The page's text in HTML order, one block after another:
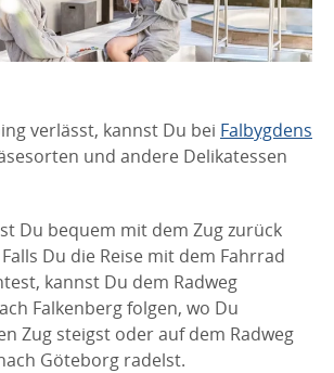
verlässt, kannst Du bei Falbygdens
und andere Delikatessen
Du bequem mit dem Zug zurück
Du die Reise mit dem Fahrrad
kannst Du dem Radweg
Falkenberg folgen, wo Du
Zug steigst oder auf dem Radweg
Göteborg radelst.